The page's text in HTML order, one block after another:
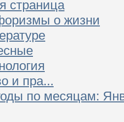
страница
о жизни
и пра...
по месяцам: